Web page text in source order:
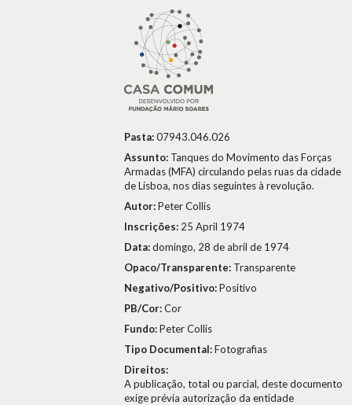
Pasta:07943.046.026
Assunto: Tanques do Movimento das Forças
Armadas (MFA) circulando pelas ruas da cidade
de Lisboa, nos dias seguintes à revolução.
Autor:Peter Collis
Inscrições: 25 April 1974
Data:domingo, 28 de abril de 1974
Opaco/Transparente: Transparente
Negativo/Positivo:Positivo
PB/Cor:Cor
Fundo:Peter Collis
Tipo Documental:Fotografias
Direitos:
A publicação, total ou parcial, deste documento
exige prévia autorização da entidade